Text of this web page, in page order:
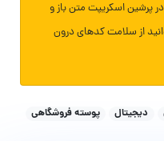
پرشین اسکریپت متن باز و
از سلامت کدهای درون
دیجیتال پوسته فروشگاهی